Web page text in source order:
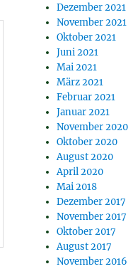
Dezember 2021
November 2021
Oktober 2021
Juni 2021
Mai 2021
März 2021
Februar 2021
Januar 2021
November 2020
Oktober 2020
August 2020
April 2020
Mai 2018
Dezember 2017
November 2017
Oktober 2017
August 2017
November 2016